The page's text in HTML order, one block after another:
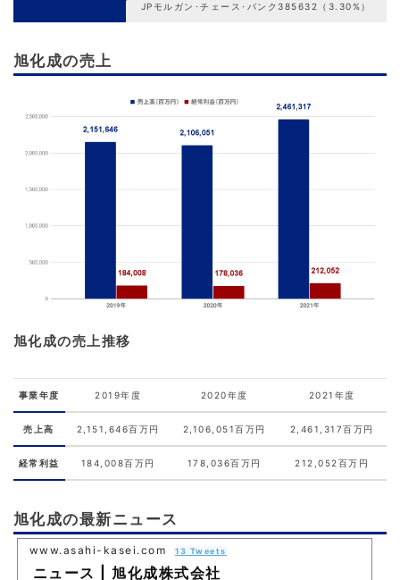
JPモルガン･チェース･バンク385632（3.30%）
旭化成の売上
旭化成の売上推移
事業年度 2019年度 2020年度 2021年度
売上高 2,151,646百万円 2,106,051百万円 2,461,317百万円
経常利益 184,008百万円 178,036百万円 212,052百万円
旭化成の最新ニュース
www.asahi-kasei.com 13 Tweets
ニュース | 旭化成株式会社